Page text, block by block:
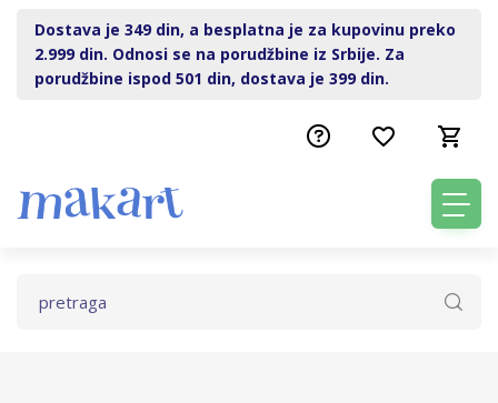
Dostava je 349 din, a besplatna je za kupovinu preko
2.999 din. Odnosi se na porudžbine iz Srbije. Za
porudžbine ispod 501 din, dostava je 399 din.